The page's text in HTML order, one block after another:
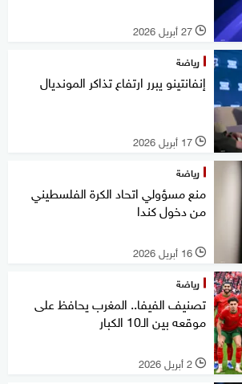
l 27 أبريل 2026
رياضة
إنفانتينو يبرر ارتفاع تذاكر المونديال
l 17 أبريل 2026
رياضة
منع مسؤولي اتحاد الكرة الفلسطيني
من دخول كندا
l 16 أبريل 2026
رياضة
تصنيف الفيفا.. المغرب يحافظ على
موقعه بين الـ10 الكبار
l 2 أبريل 2026